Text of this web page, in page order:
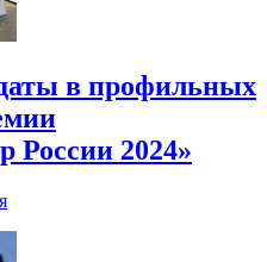
в профильных
России 2024»